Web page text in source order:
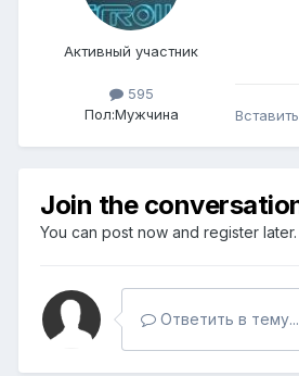
Активный участник
595
Пол:Мужчина
Join the
You can post now and register
Ответить в тему...